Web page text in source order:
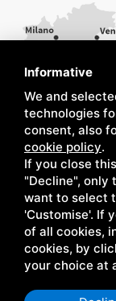
Informative
We and
technologies
consent, also
cookie policy.
If you close
"Decline", only
want to select
'Customise'. If
of all cookies,
cookies, by
your choice at